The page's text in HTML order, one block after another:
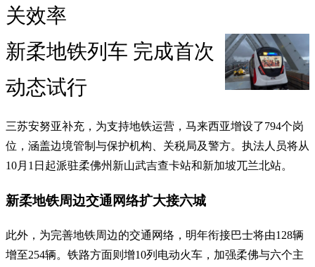
关效率
新柔地铁列车 完成首次
动态试行
三苏安努亚补充，为支持地铁运营，马来西亚增设了794个岗
位，涵盖边境管制与保护机构、关税局及警方。执法人员将从
10月1日起派驻柔佛州新山武吉查卡站和新加坡兀兰北站。
新柔地铁周边交通网络扩大接六城
此外，为完善地铁周边的交通网络，明年衔接巴士将由128辆
增至254辆。铁路方面则增10列电动火车，加强柔佛与六个主